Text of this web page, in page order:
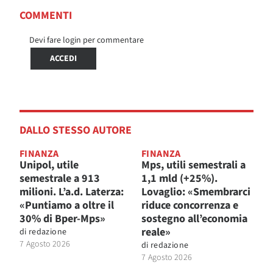
COMMENTI
Devi fare login per commentare
ACCEDI
DALLO STESSO AUTORE
FINANZA
Unipol, utile
semestrale a 913
milioni. L’a.d. Laterza:
«Puntiamo a oltre il
30% di Bper-Mps»
di redazione
7 Agosto 2026
FINANZA
Mps, utili semestrali a
1,1 mld (+25%).
Lovaglio: «Smembrarci
riduce concorrenza e
sostegno all’economia
reale»
di redazione
7 Agosto 2026